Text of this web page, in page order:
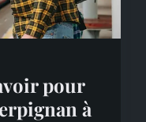
pour
à